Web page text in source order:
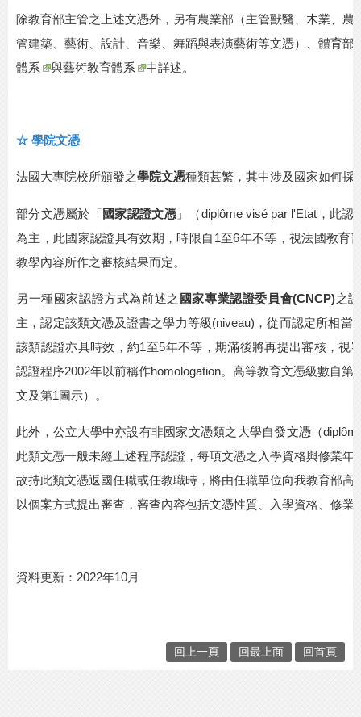
除教育部主管之上述文憑外，另有農業部（主管獸醫、木業、
管建築、藝術、設計、音樂、舞蹈與表演藝術等文憑）、體育部
體系
與藝術教育體系 中詳述。
☆ 學院文憑
法國大專院校所頒發之學院文憑種類甚繁，其中涉及國家如何採
部分文憑屬於「國家認證文憑」（diplôme visé par l'Etat ，此認
為主，此國家認證具有效期，時限自 1至6年不等，視法國教育
教學內容所作之審核結果而定。
另一種國家認證方式為前述之 國家專業認證委員會(CNCP)之
主，認定該類文憑及證書之學力等級(niveau) ，從而認定所相當
該類認證亦具時效，約1至5年不等，期滿後將再提出審核，視
認證程序2002年以前稱作homologation。高等教育文憑級數自第
文及第1圖示）。
此外，公立大學中亦設有非國家文憑類之大學自發文憑（
此類文憑一般未經上述程序認證，每項文憑之入學資格與修業
故持此類文憑返國任職或任教職時，將由任職單位向我教育部高
以個案方式提出審查，審查內容包括文憑性質、入學資格、修業
資料更新： 2022年10月
回上一頁 回最上面 回首頁